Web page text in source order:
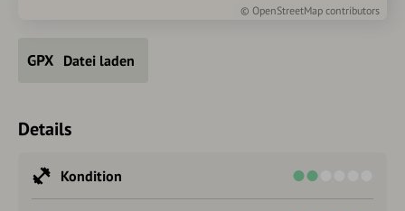
© OpenStreetMap contributors
Datei laden
Details
Kondition